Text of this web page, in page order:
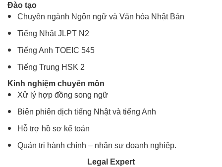
Đào tạo
Chuyên ngành Ngôn ngữ và Văn hóa Nhật Bản
Tiếng Nhật JLPT N2
Tiếng Anh TOEIC 545
Tiếng Trung HSK 2
Kinh nghiệm chuyên môn
Xử lý hợp đồng song ngữ
Biên phiên dịch tiếng Nhật và tiếng Anh
Hỗ trợ hồ sơ kế toán
Quản trị hành chính – nhân sự doanh nghiệp.
Legal Expert